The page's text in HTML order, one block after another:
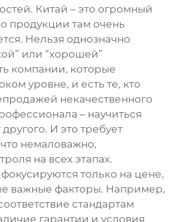
Китай – это огромный
продукции там очень
Нельзя однозначно
или “хорошей”
компании, которые
уровне, и есть те, кто
некачественного
– научиться
И это требует
немаловажно,
на всех этапах.
только на цене,
важные факторы. Например,
стандартам
гарантии и условия